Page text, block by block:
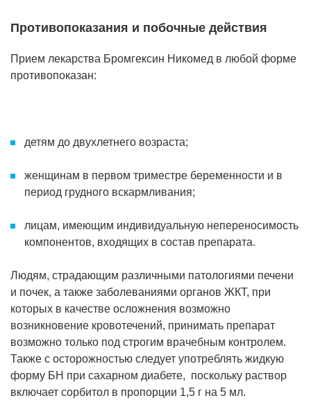
Противопоказания и побочные действия
Прием лекарства Бромгексин Никомед в любой форме
противопоказан:
детям до двухлетнего возраста;
женщинам в первом триместре беременности и в
период грудного вскармливания;
лицам, имеющим индивидуальную непереносимость
компонентов, входящих в состав препарата.
Людям, страдающим различными патологиями печени
и почек, а также заболеваниями органов ЖКТ, при
которых в качестве осложнения возможно
возникновение кровотечений, принимать препарат
возможно только под строгим врачебным контролем.
Также с осторожностью следует употреблять жидкую
форму БН при сахарном диабете, поскольку раствор
включает сорбитол в пропорции 1,5 г на 5 мл.